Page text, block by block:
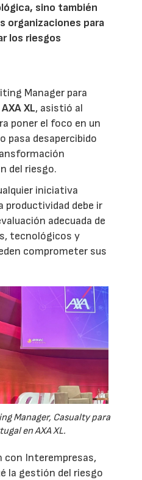
sino también
organizaciones para
los riesgos
Manager para
AXA XL, asistió al
poner el foco en un
pasa desapercibido
del riesgo.
iniciativa
productividad debe ir
adecuada de
tecnológicos y
comprometer sus
Manager, Casualty para
en AXA XL.
con Interempresas,
la gestión del riesgo